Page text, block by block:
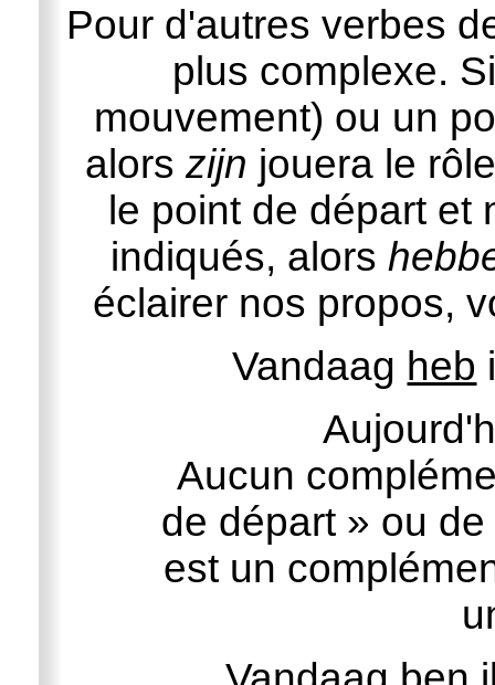
Pour d'autres verbes
plus complexe.
mouvement) ou un
alorszijn jouera le
le point de départ et
indiqués, alors
éclairer nos propos,
Vandaag heb
Aucun
de départ » ou
est un